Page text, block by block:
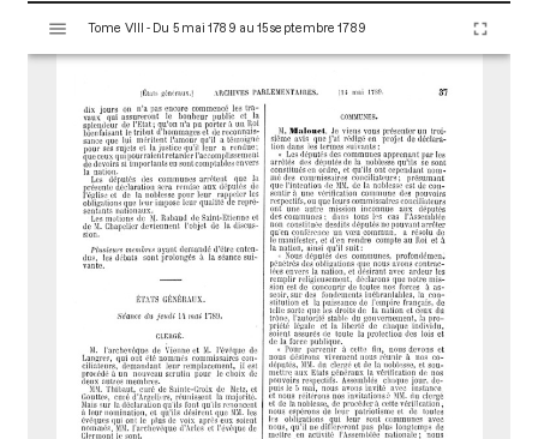
s
Tome VIII - Du 5 mai 1789 au 15 septembre 1789